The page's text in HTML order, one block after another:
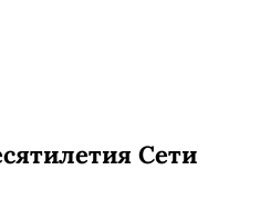
Сети